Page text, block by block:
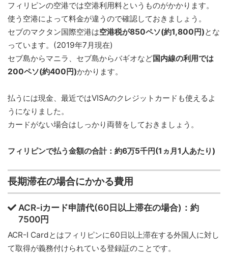
フィリピンの空港では空港利用料というものがかかります。
使う空港によって料金が違うので確認しておきましょう。
セブのマクタン国際空港は空港税が850ペソ(約1,800円)とな
っています。(2019年7月現在)
セブ島からマニラ、セブ島からバギオなど国内線の利用では
200ペソ(約400円)かかります。
払うには現金、最近ではVISAのクレジットカードも使えるよ
うになりました。
カードがない場合はしっかり両替をしておきましょう。
フィリピンで払う金額の合計：約6万5千円(1ヵ月1人あたり)
長期滞在の場合にかかる費用
ACR-iカード申請代(60日以上滞在の場合)：約
7500円
ACR-I Cardとはフィリピンに60日以上滞在する外国人に対し
て取得が義務付けられている登録証のことです。